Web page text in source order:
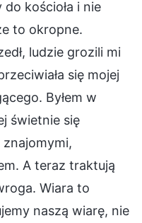
kościoła i nie
to okropne.
ludzie grozili mi
się mojej
Byłem w
świetnie się
znajomymi,
A teraz traktują
Wiara to
naszą wiarę, nie